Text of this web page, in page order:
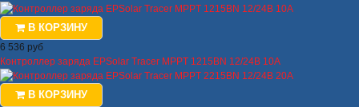
В КОРЗИНУ
6 536 руб
Контроллер заряда EPSolar Tracer MPPT 1215BN 12/24В 10А
В КОРЗИНУ